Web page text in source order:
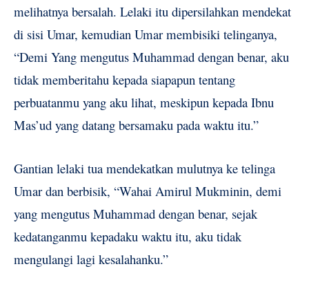
melihatnya bersalah. Lelaki itu dipersilahkan mendekat
di sisi Umar, kemudian Umar membisiki telinganya,
“Demi Yang mengutus Muhammad dengan benar, aku
tidak memberitahu kepada siapapun tentang
perbuatanmu yang aku lihat, meskipun kepada Ibnu
Mas’ud yang datang bersamaku pada waktu itu.”
Gantian lelaki tua mendekatkan mulutnya ke telinga
Umar dan berbisik, “Wahai Amirul Mukminin, demi
yang mengutus Muhammad dengan benar, sejak
kedatanganmu kepadaku waktu itu, aku tidak
mengulangi lagi kesalahanku.”